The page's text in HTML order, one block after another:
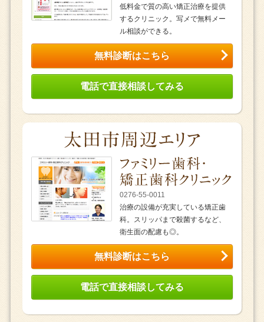
低料金で質の高い矯正治療を提供
するクリニック。写メで無料メー
ル相談ができる。
無料診断はこちら
電話で直接相談してみる
0276-55-0011
治療の設備が充実している矯正歯
科。スリッパまで殺菌するなど、
衛生面の配慮も◎。
無料診断はこちら
電話で直接相談してみる